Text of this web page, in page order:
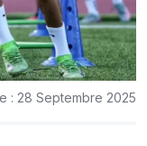
: 28 Septembre 2025